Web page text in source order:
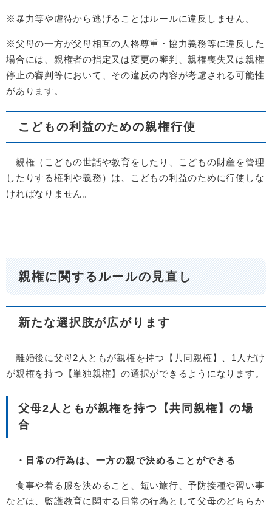
※暴力等や虐待から逃げることはルールに違反しません。
※父母の一方が父母相互の人格尊重・協力義務等に違反した
場合には、親権者の指定又は変更の審判、親権喪失又は親権
停止の審判等において、その違反の内容が考慮される可能性
があります。
こどもの利益のための親権行使
親権（こどもの世話や教育をしたり、こどもの財産を管理
したりする権利や義務）は、こどもの利益のために行使しな
ければなりません。
親権に関するルールの見直し
新たな選択肢が広がります
離婚後に父母2人ともが親権を持つ【共同親権】、1人だけ
が親権を持つ【単独親権】の選択ができるようになります。
父母2人ともが親権を持つ【共同親権】の場
合
・日常の行為は、一方の親で決めることができる
食事や着る服を決めること、短い旅行、予防接種や習い事
などは、監護教育に関する日常の行為として父母のどちらか